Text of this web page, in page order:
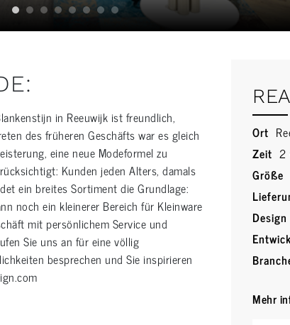
in Reeuwijk ist freundlich,
des früheren Geschäfts war es gleich
eine neue Modeformel zu
Kunden jeden Alters, damals
ein breites Sortiment die Grundlage:
noch ein kleinerer Bereich für Kleinware
mit persönlichem Service und
Sie uns an für eine völlig
besprechen und Sie inspirieren
Ort
Zeit 2
Größe
Design
Mehr